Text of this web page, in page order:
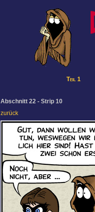
Teil 1
Abschnitt 22 - Strip 10
zurück